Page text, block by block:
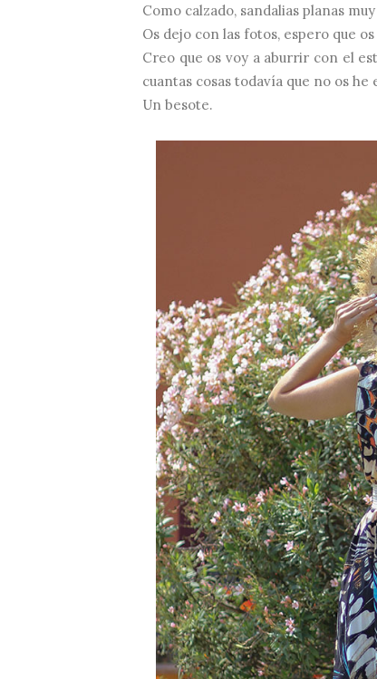
Como calzado, sandalias planas
Os dejo con las fotos, espero que
Creo que os voy a aburrir con el
cuantas cosas todavía que no os he
Un besote.